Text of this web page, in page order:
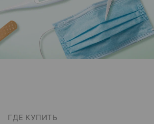
ГДЕ КУПИТЬ